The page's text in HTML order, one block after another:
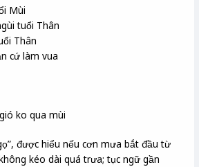
Mùi
tuổi Thân
Thân
cứ làm vua
ko qua mùi
được hiểu nếu cơn mưa bắt đầu từ
kéo dài quá trưa; tục ngữ gần